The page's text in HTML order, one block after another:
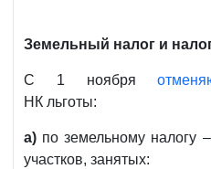
Земельный налог и
С 1 ноября
НК льготы:
а) по земельному налогу
участков, занятых: